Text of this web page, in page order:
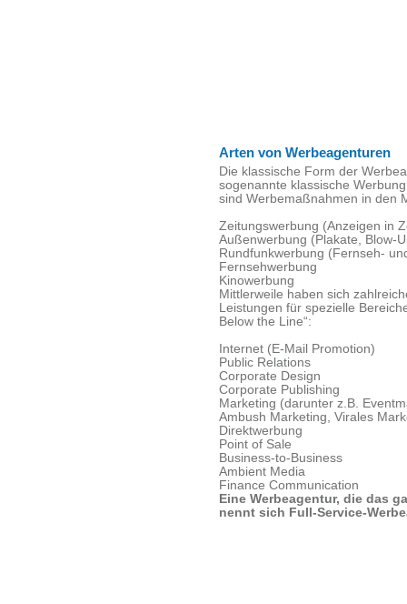
Arten von Werbeagenturen
Die klassische Form der
sogenannte klassische
sind Werbemaßnahmen in den
Zeitungswerbung (Anzeigen in
Außenwerbung (Plakate, Blow-
Rundfunkwerbung (Fernseh-
Fernsehwerbung
Kinowerbung
Mittlerweile haben sich
Leistungen für spezielle
Below the Line“:
Internet (E-Mail Promotion)
Public Relations
Corporate Design
Corporate Publishing
Marketing (darunter z.B.
Ambush Marketing, Virales
Direktwerbung
Point of Sale
Business-to-Business
Ambient Media
Finance Communication
Eine Werbeagentur, die das
nennt sich Full-Service-